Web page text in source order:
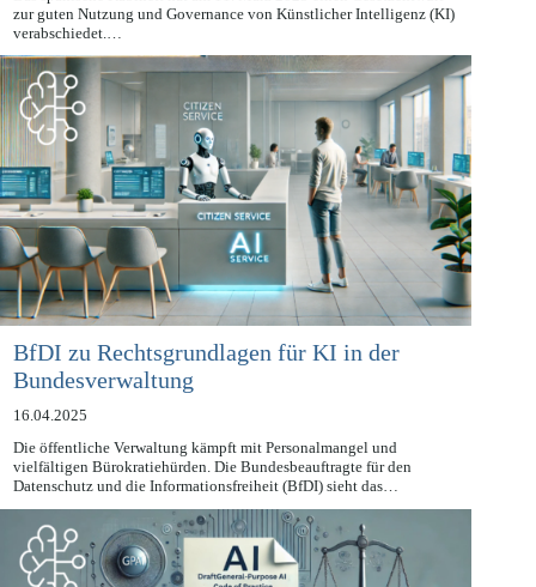
Das spanische Kabinett hat am 11. März 2025 einen Gesetzentwurf
zur guten Nutzung und Governance von Künstlicher Intelligenz (KI)
verabschiedet.…
BfDI zu Rechtsgrundlagen für KI in der
Bundesverwaltung
16.04.2025
Die öffentliche Verwaltung kämpft mit Personalmangel und
vielfältigen Bürokratiehürden. Die Bundesbeauftragte für den
Datenschutz und die Informationsfreiheit (BfDI) sieht das…